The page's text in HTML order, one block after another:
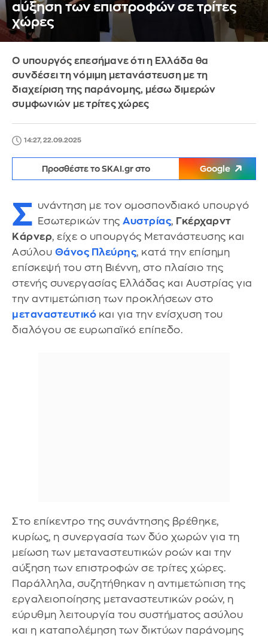
αύξηση των επιστροφών σε τρίτες
χώρες
O υπουργός επεσήμανε ότι η Ελλάδα θα
συνδέσει τη νόμιμη μετανάστευση με τη
διαχείριση της παράνομης, μέσω διμερών
συμφωνιών με τρίτες χώρες
14:27, 22.09.2025
Προσθέστε το SKAI.gr στο Google
Σ υνάντηση με τον ομοσπονδιακό υπουργό
Εσωτερικών της Αυστρίας, Γκέρχαρντ
Κάρνερ, είχε ο υπουργός Μετανάστευσης και
Ασύλου Θάνος Πλεύρης, κατά την επίσημη
επίσκεψή του στη Βιέννη, στο πλαίσιο της
στενής συνεργασίας Ελλάδας και Αυστρίας για
την αντιμετώπιση των προκλήσεων στο
μεταναστευτικό και για την ενίσχυση του
διαλόγου σε ευρωπαϊκό επίπεδο.
Στο επίκεντρο της συνάντησης βρέθηκε,
κυρίως, η συνεργασία των δύο χωρών για τη
μείωση των μεταναστευτικών ροών και την
αύξηση των επιστροφών σε τρίτες χώρες.
Παράλληλα, συζητήθηκαν η αντιμετώπιση της
εργαλειοποίησης μεταναστευτικών ροών, η
εύρυθμη λειτουργία του συστήματος ασύλου
και η καταπολέμηση των δικτύων παράνομης